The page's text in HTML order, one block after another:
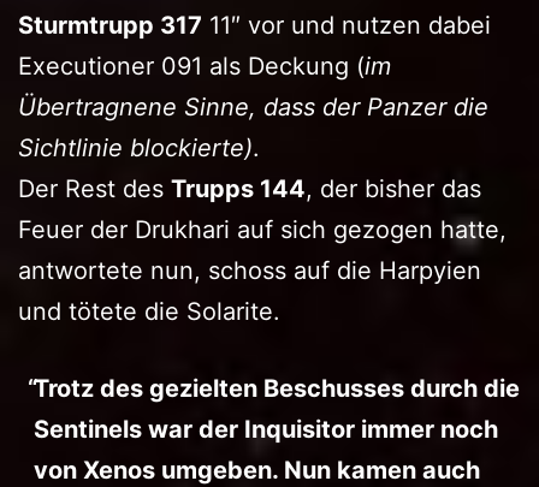
Sturmtrupp 317 11″ vor und nutzen dabei
Executioner 091 als Deckung (im
Übertragnene Sinne, dass der Panzer die
Sichtlinie blockierte).
Der Rest des Trupps 144, der bisher das
Feuer der Drukhari auf sich gezogen hatte,
antwortete nun, schoss auf die Harpyien
und tötete die Solarite.
Trotz des gezielten Beschusses durch die
Sentinels war der Inquisitor immer noch
von Xenos umgeben. Nun kamen auch